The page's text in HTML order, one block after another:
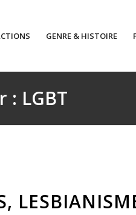
GENRE & HISTOIRE
: LGBT